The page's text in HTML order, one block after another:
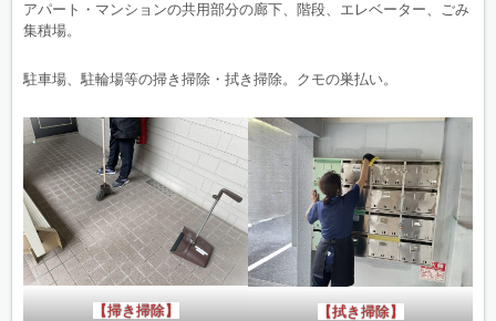
アパート・マンションの共用部分の廊下、階段、エレベーター、ごみ
集積場。
駐車場、駐輪場等の掃き掃除・拭き掃除。クモの巣払い。
【掃き掃除】 【拭き掃除】